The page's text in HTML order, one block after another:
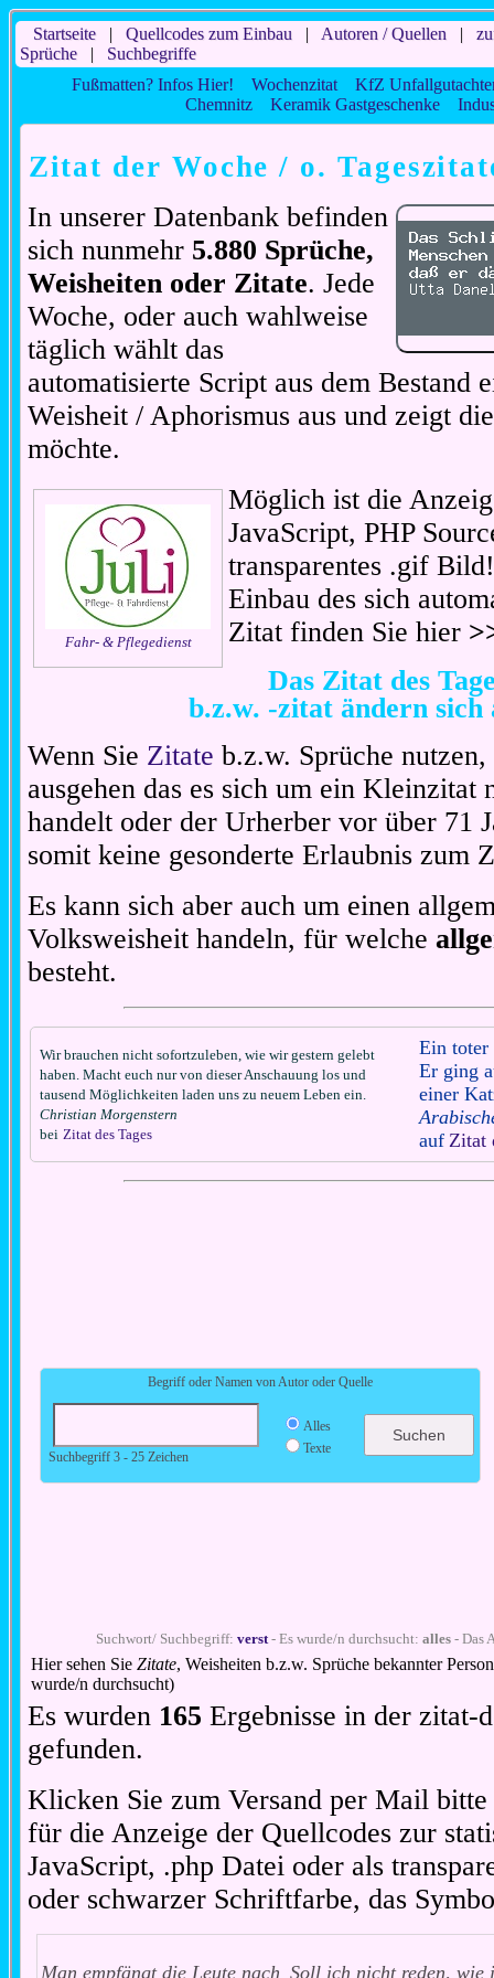
Startseite| Quellcodes zum Einbau | Autoren / Quellen |
Sprüche| Suchbegriffe
Fußmatten? Infos Hier!
Wochenzitat
KfZ
Chemnitz
Keramik Gastgeschenke
Zitat der Woche / o.
In unserer Datenbank befinden
sich nunmehr 5.880 Sprüche,
Weisheiten oder Zitate. Jede
Woche, oder auch wahlweise
täglich wählt das
automatisierte Script aus dem Bestand
Weisheit / Aphorismus aus und zeigt
möchte.
Fahr- & Pflegedienst
Möglich ist die
JavaScript, PHP
transparentes .gif
Einbau des sich
Zitat finden Sie hier
Das Zitat des
b.z.w. -zitat ändern sich
Wenn Sie Zitate b.z.w. Sprüche
ausgehen das es sich um ein Kleinzitat
handelt oder der Urherber vor über 71
somit keine gesonderte Erlaubnis zum
Es kann sich aber auch um einen
Volksweisheit handeln, für welche
besteht.
Wir brauchen nicht sofortzuleben, wie wir gestern gelebt
haben. Macht euch nur von dieser Anschauung los und
tausend Möglichkeiten laden uns zu neuem Leben ein.
Christian Morgenstern
bei Zitat des Tages
Ein toter
Er ging
einer
auf Zitat
Begriff oder Namen von Autor oder Quelle
Suchbegriff 3 - 25 Zeichen
Alles
Texte
Suchwort/ Suchbegriff:verst- Es wurde/n durchsucht:alles - Das
Hier sehen SieZitate, Weisheiten b.z.w. Sprüche bekannter
wurde/n durchsucht)
Es wurden 165 Ergebnisse in der zitat-
gefunden.
Klicken Sie zum Versand per Mail
für die Anzeige der Quellcodes zur
JavaScript, .php Datei oder als
oder schwarzer Schriftfarbe, das
Man empfängt die Leute nach Soll ich nicht reden, wie